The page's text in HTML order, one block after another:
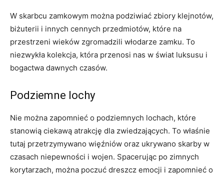
W skarbcu zamkowym można⁢ podziwiać zbiory klejnotów,
biżuterii i innych cennych ​przedmiotów, które na
przestrzeni wieków zgromadzili włodarze zamku. ​To
niezwykła kolekcja, która przenosi nas ‍w świat luksusu i
bogactwa dawnych czasów.
Podziemne lochy
Nie można ⁣zapomnieć o podziemnych​ lochach, które
stanowią​ ciekawą atrakcję dla‌ zwiedzających. To właśnie
⁣tutaj przetrzymywano więźniów oraz ukrywano skarby w
⁢czasach niepewności i wojen. Spacerując ‍po zimnych
korytarzach, można ‌poczuć ‍dreszcz ‍emocji i zapomnieć​ o